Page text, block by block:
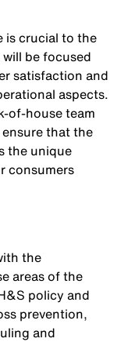
is crucial to the
be focused
satisfaction and
aspects.
of-house team
that the
the unique
consumers
the
areas of the
policy and
prevention,
and